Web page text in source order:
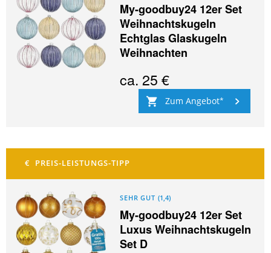
My-goodbuy24 12er Set
Weihnachtskugeln
Echtglas Glaskugeln
Weihnachten
ca.25 €
Zum Angebot
SEHR GUT (1,4)
My-goodbuy24 12er Set
Luxus Weihnachtskugeln
Set D